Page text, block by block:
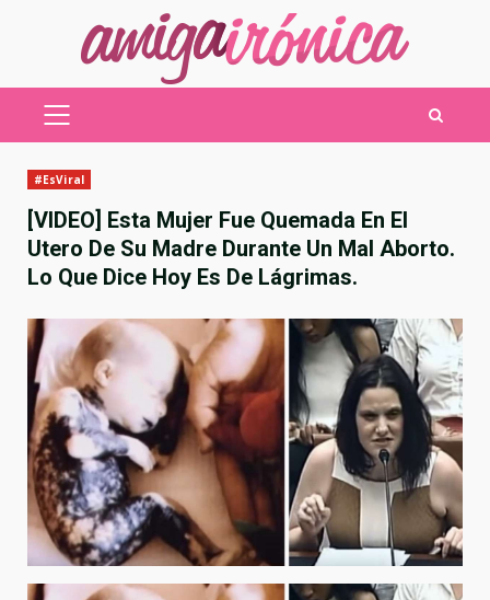
MENÚ
#EsViral
[VIDEO] Esta Mujer Fue Quemada En El
Utero De Su Madre Durante Un Mal Aborto.
Lo Que Dice Hoy Es De Lágrimas.